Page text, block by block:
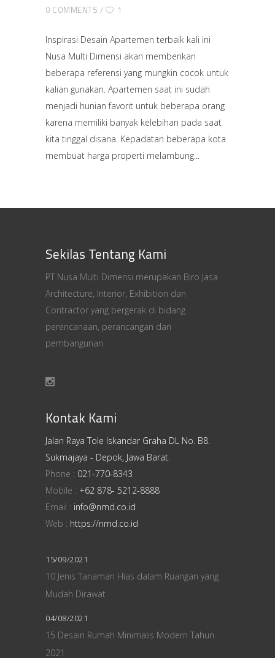
0 COMMENTS
1
Inspirasi Desain Apartemen terbaik kali ini
Nusa Multi Dimensi akan memberikan
beberapa referensi yang mungkin cocok untuk
kalian gunakan. Apartemen saat ini sudah
menjadi hunian favorit untuk beberapa orang
karena memiliki banyak kelebihan pada saat
kita tinggal disana. Kepadatan beberapa kota
membuat harga properti melambung
Sekilas Tentang Kami
PT Nusa Multi Dimensi merupakan Biro Jasa
Architecture, Interior, Exhibition dan
Contractor yang bergerak di bidang
perencanaan, perancangan dan
pembangunan.
Kontak Kami
Jalan Raya Tole Iskandar Graha DL No. B8.
Sukmajaya - Depok, Jawa Barat.
Phone : 021-770-8343
Mobile : +62 878- 5212-8888
Email : info@nmd.co.id
Web : https://nmd.co.id
15/09/2021
10 Jenis Tanaman Hias dalam Ruangan yang
Mudah Dirawat
04/08/2021
15 Desain Rumah Minimalis Modern Tahun
2021